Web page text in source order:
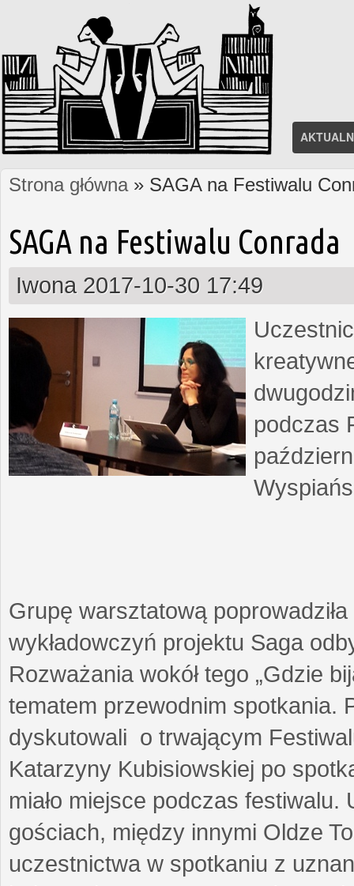
Jesteś tutaj
Strona główna» SAGA na Festiwalu
SAGA na Festiwalu Conrada
Iwona 2017-10-30 17:49
podczas
Grupę warsztatową
wykładowczyń projektu Saga
Rozważania wokół tego „Gdzie
tematem przewodnim spotkania.
dyskutowali o trwającym
Katarzyny Kubisiowskiej po
miało miejsce podczas
gościach, między innymi Oldze
uczestnictwa w spotkaniu z